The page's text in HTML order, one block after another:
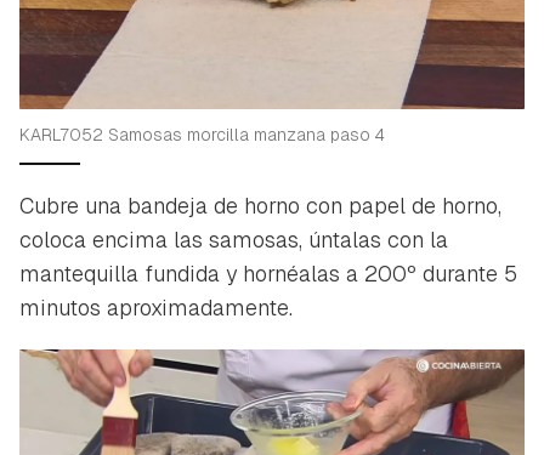
KARL7052 Samosas morcilla manzana paso 4
Cubre una bandeja de horno con papel de horno,
coloca encima las samosas, úntalas con la
mantequilla fundida y hornéalas a 200º durante 5
minutos aproximadamente.